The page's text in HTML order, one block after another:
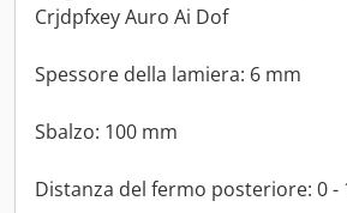
Crjdpfxey Auro Ai Dof
Spessore della lamiera: 6 mm
Sbalzo: 100 mm
Distanza del fermo posteriore: 0 -